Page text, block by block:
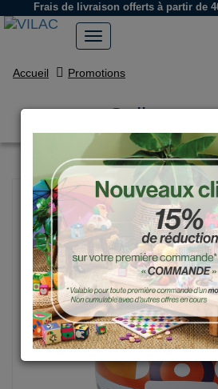
Frais de livraison offerts à partir de
Accueil Promotions
Culbuto